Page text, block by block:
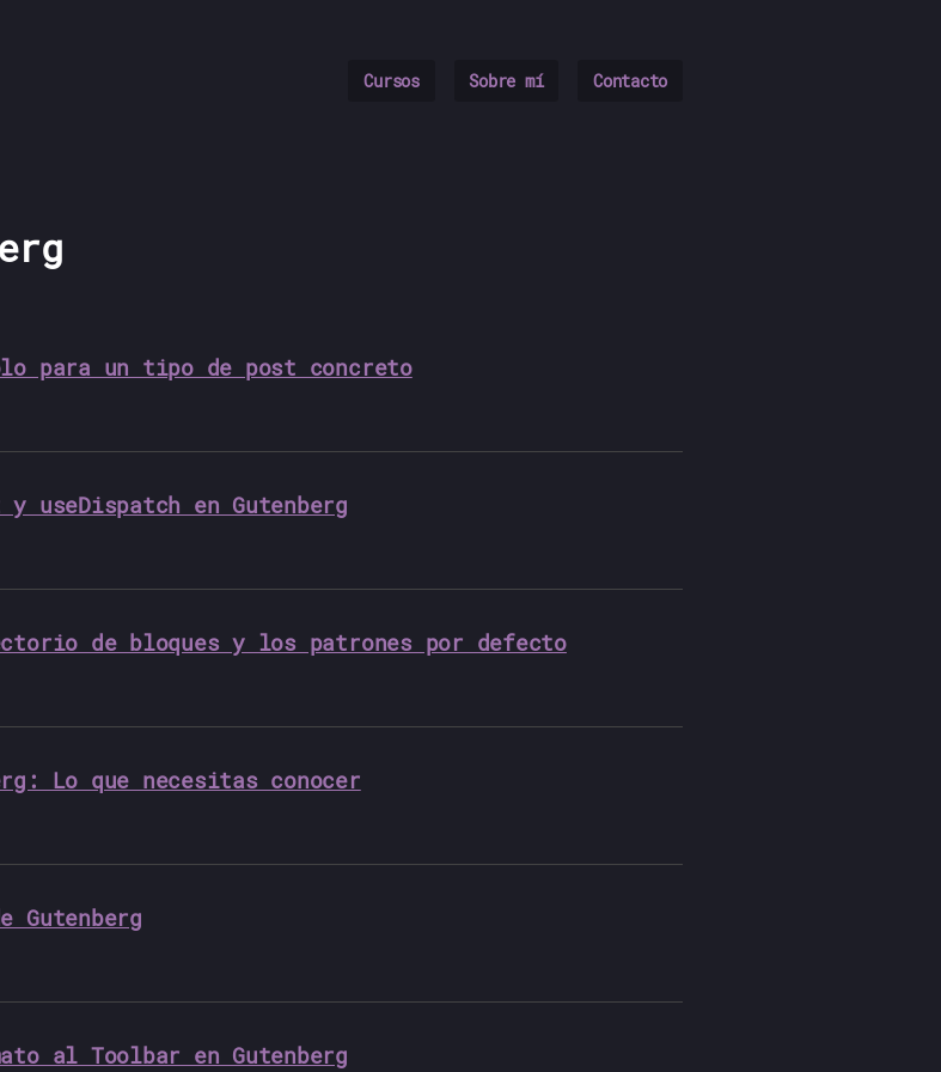
Cursos Sobre mí Contacto
para un tipo de post concreto
useDispatch en Gutenberg
de bloques y los patrones por defecto
Lo que necesitas conocer
Gutenberg
al Toolbar en Gutenberg